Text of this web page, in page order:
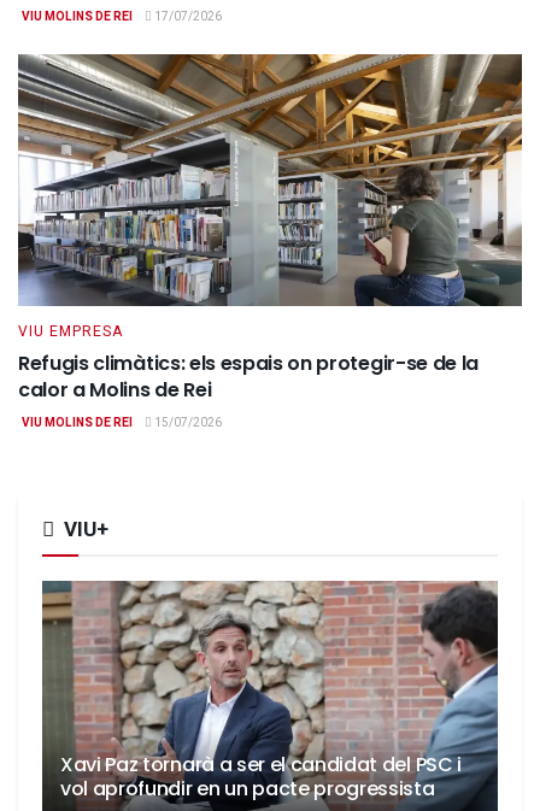
VIU MOLINS DE REI 17/07/2026
VIU EMPRESA
Refugis climàtics: els espais on protegir-se de la
calor a Molins de Rei
VIU MOLINS DE REI 15/07/2026
VIU+
Xavi Paz tornarà a ser el candidat del PSC i
vol aprofundir en un pacte progressista